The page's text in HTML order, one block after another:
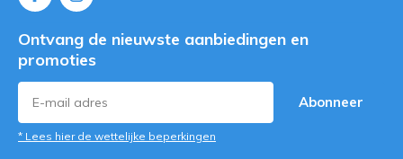
Ontvang de nieuwste aanbiedingen en
promoties
Abonneer
* Lees hier de wettelijke beperkingen